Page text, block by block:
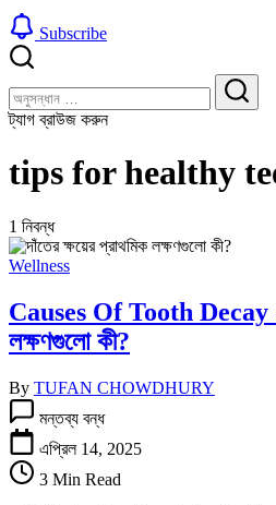
Subscribe
করুন
খুঁজুন
খুঁজুন
ট্যাগ ব্রাউজ করুন
tips for healthy
1 নিবন্ধ
Wellness
Causes Of Tooth Decay :
লক্ষণগুলো কী?
By TUFAN CHOWDHURY
Of
Tooth
Decay
:
মন্তব্য বন্ধ
এপ্রিল 14, 2025
3 Min Read